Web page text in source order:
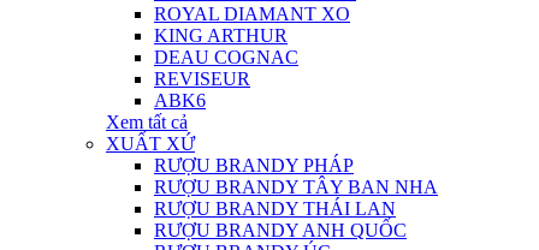
ROYAL DIAMANT XO
KING ARTHUR
DEAU COGNAC
REVISEUR
ABK6
Xem tất cả
XUẤT XỨ
RƯỢU BRANDY PHÁP
RƯỢU BRANDY TÂY BAN NHA
RƯỢU BRANDY THÁI LAN
RƯỢU BRANDY ANH QUỐC